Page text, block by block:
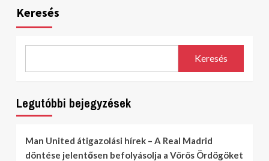
Keresés
Keresés
Legutóbbi bejegyzések
Man United átigazolási hírek – A Real Madrid
döntése jelentősen befolyásolja a Vörös Ördögöket